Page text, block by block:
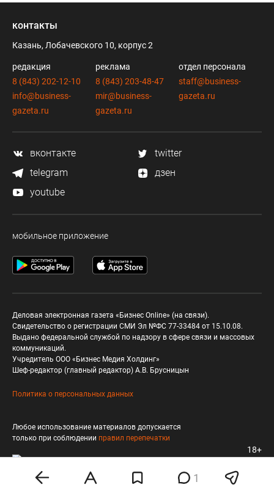
1
контакты
Казань, Лобачевского 10, корпус 2
редакция
8 (843) 202-12-10
info@business-
gazeta.ru
реклама
8 (843) 203-48-47
mir@business-
gazeta.ru
отдел персонала
staff@business-
gazeta.ru
вконтакте
twitter
telegram
дзен
youtube
мобильное приложение
Деловая электронная газета «Бизнес Online» (на связи).
Свидетельство о регистрации СМИ Эл №ФС 77-33484 от 15.10.08.
Выдано федеральной службой по надзору в сфере связи и массовых
коммуникаций.
Учредитель ООО «Бизнес Медия Холдинг»
Шеф-редактор (главный редактор) А.В. Брусницын
Политика о персональных данных
Любое использование материалов допускается
только при соблюдении правил перепечатки
18+